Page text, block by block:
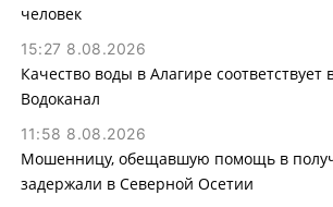
человек
15:27 8.08.2026
Качество воды в Алагире
Водоканал
11:58 8.08.2026
Мошенницу, обещавшую помощь в
задержали в Северной Осетии